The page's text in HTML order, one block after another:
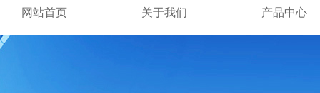
网站首页 关于我们 产品中心